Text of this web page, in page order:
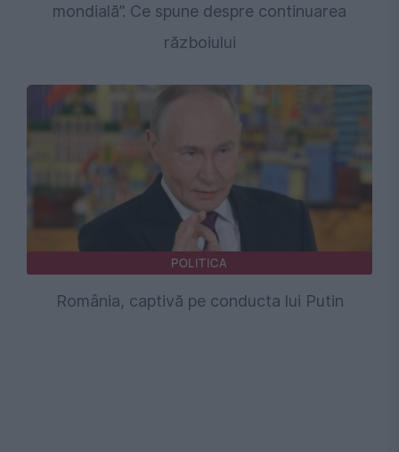
mondială”. Ce spune despre continuarea
războiului
POLITICA
România, captivă pe conducta lui Putin